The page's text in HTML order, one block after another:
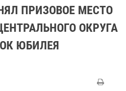
ПРИЗОВОЕ МЕСТО
ОКРУГА
ЮБИЛЕЯ